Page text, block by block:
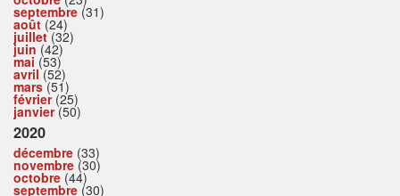
septembre (31)
août (24)
juillet(32)
juin (42)
mai (53)
avril(52)
mars(51)
février(25)
janvier(50)
2020
décembre (33)
novembre (30)
octobre (44)
septembre (30)